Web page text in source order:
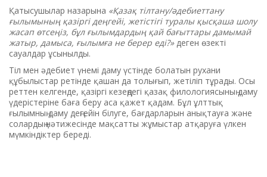
Қатысушылар назарына «Қазақ тілтану/әдебиеттану
ғылымының қазіргі деңгейі, жетістігі туралы қысқаша шолу
жасап өтсеңіз, бұл ғылымдардың қай бағыттары дамымай
жатыр, дамыса, ғылымға не берер еді?»деген өзекті
сауалдар ұсынылды.
Тіл мен әдебиет үнемі даму үстінде болатын рухани
құбылыстар ретінде қашан да толығып, жетіліп тұрады. Осы
реттен келгенде, қазіргі кезеңдегі қазақ филологиясының даму
үдерістеріне баға беру аса қажет қадам. Бұл ұлттық
ғылымның даму деңгейін білуге, бағдарларын анықтауға және
солардың нәтижесінде мақсатты жұмыстар атқаруға үлкен
мүмкіндіктер береді.